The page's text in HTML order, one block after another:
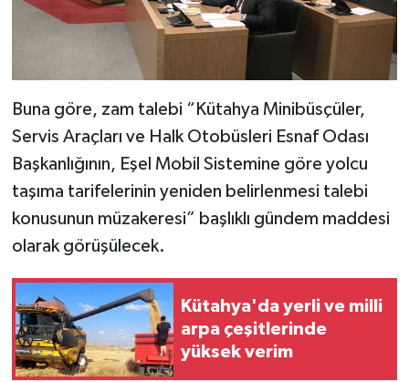
Buna göre, zam talebi “Kütahya Minibüsçüler,
Servis Araçları ve Halk Otobüsleri Esnaf Odası
Başkanlığının, Eşel Mobil Sistemine göre yolcu
taşıma tarifelerinin yeniden belirlenmesi talebi
konusunun müzakeresi” başlıklı gündem maddesi
olarak görüşülecek.
Kütahya'da yerli ve milli
arpa çeşitlerinde
yüksek verim
Rüya Tabirleri
Sağlık
Şaphane
Simav
Spor
Tavşanlı